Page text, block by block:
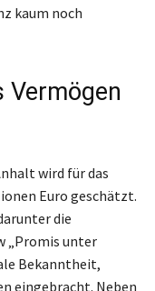
kaum noch
Vermögen
wird für das
Euro geschätzt.
die
„Promis unter
Bekanntheit,
eingebracht. Neben